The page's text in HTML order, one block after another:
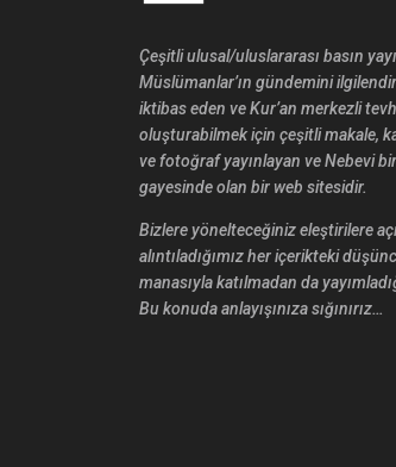
Çeşitli ulusal/uluslararası basın
Müslümanlar’ın gündemini
iktibas eden ve Kur’an merkezli
oluşturabilmek için çeşitli makale,
ve fotoğraf yayınlayan ve Nebevi
gayesinde olan bir web sitesidir.
Bizlere yönelteceğiniz eleştirilere
alıntıladığımız her içerikteki
manasıyla katılmadan da
Bu konuda anlayışınıza sığınırız…